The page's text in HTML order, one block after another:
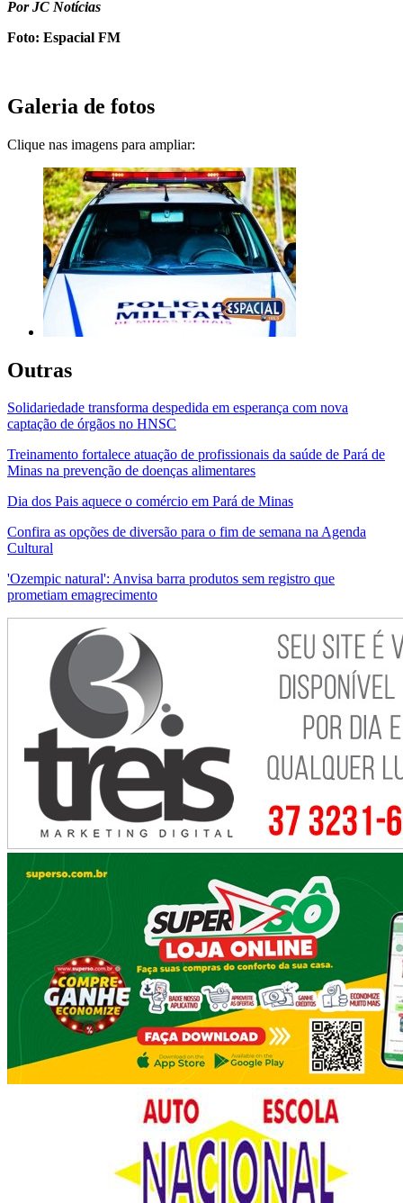
Por JC Notícias
Foto: Espacial FM
Galeria de fotos
Clique nas imagens para ampliar:
Outras
Solidariedade transforma despedida em esperança com nova
captação de órgãos no HNSC
Treinamento fortalece atuação de profissionais da saúde de Pará de
Minas na prevenção de doenças alimentares
Dia dos Pais aquece o comércio em Pará de Minas
Confira as opções de diversão para o fim de semana na Agenda
Cultural
'Ozempic natural': Anvisa barra produtos sem registro que
prometiam emagrecimento